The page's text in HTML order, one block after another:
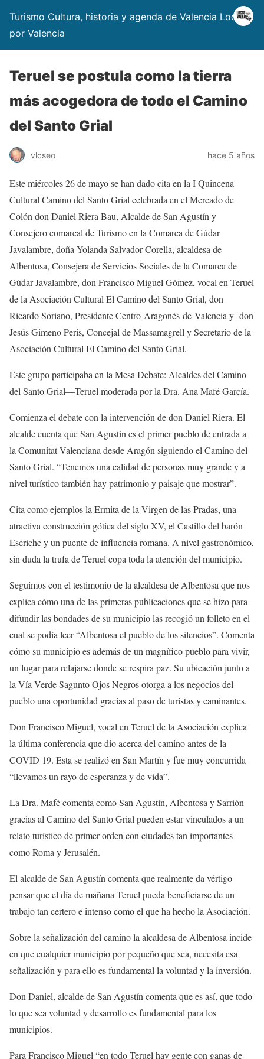
Turismo Cultura, historia y agenda de Valencia Locos
por Valencia
Teruel se postula como la tierra
más acogedora de todo el Camino
del Santo Grial
vlcseo hace 5 años
Este miércoles 26 de mayo se han dado cita en la I Quincena
Cultural Camino del Santo Grial celebrada en el Mercado de
Colón don Daniel Riera Bau, Alcalde de San Agustín y
Consejero comarcal de Turismo en la Comarca de Gúdar
Javalambre, doña Yolanda Salvador Corella, alcaldesa de
Albentosa, Consejera de Servicios Sociales de la Comarca de
Gúdar Javalambre, don Francisco Miguel Gómez, vocal en Teruel
de la Asociación Cultural El Camino del Santo Grial, don
Ricardo Soriano, Presidente Centro Aragonés de Valencia y don
Jesús Gimeno Peris, Concejal de Massamagrell y Secretario de la
Asociación Cultural El Camino del Santo Grial.
Este grupo participaba en la Mesa Debate: Alcaldes del Camino
del Santo Grial—Teruel moderada por la Dra. Ana Mafé García.
Comienza el debate con la intervención de don Daniel Riera. El
alcalde cuenta que San Agustín es el primer pueblo de entrada a
la Comunitat Valenciana desde Aragón siguiendo el Camino del
Santo Grial. “Tenemos una calidad de personas muy grande y a
nivel turístico también hay patrimonio y paisaje que mostrar”.
Cita como ejemplos la Ermita de la Virgen de las Pradas, una
atractiva construcción gótica del siglo XV, el Castillo del barón
Escriche y un puente de influencia romana. A nivel gastronómico,
sin duda la trufa de Teruel copa toda la atención del municipio.
Seguimos con el testimonio de la alcaldesa de Albentosa que nos
explica cómo una de las primeras publicaciones que se hizo para
difundir las bondades de su municipio las recogió un folleto en el
cual se podía leer “Albentosa el pueblo de los silencios”. Comenta
cómo su municipio es además de un magnífico pueblo para vivir,
un lugar para relajarse donde se respira paz. Su ubicación junto a
la Vía Verde Sagunto Ojos Negros otorga a los negocios del
pueblo una oportunidad gracias al paso de turistas y caminantes.
Don Francisco Miguel, vocal en Teruel de la Asociación explica
la última conferencia que dio acerca del camino antes de la
COVID 19. Esta se realizó en San Martín y fue muy concurrida
“llevamos un rayo de esperanza y de vida”.
La Dra. Mafé comenta como San Agustín, Albentosa y Sarrión
gracias al Camino del Santo Grial pueden estar vinculados a un
relato turístico de primer orden con ciudades tan importantes
como Roma y Jerusalén.
El alcalde de San Agustín comenta que realmente da vértigo
pensar que el día de mañana Teruel pueda beneficiarse de un
trabajo tan certero e intenso como el que ha hecho la Asociación.
Sobre la señalización del camino la alcaldesa de Albentosa incide
en que cualquier municipio por pequeño que sea, necesita esa
señalización y para ello es fundamental la voluntad y la inversión.
Don Daniel, alcalde de San Agustín comenta que es así, que todo
lo que sea voluntad y desarrollo es fundamental para los
municipios.
Para Francisco Miguel “en todo Teruel hay gente con ganas de